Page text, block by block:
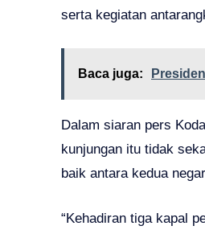
serta kegiatan
Baca juga:
Dalam siaran pers
kunjungan itu tidak
baik antara kedua
“Kehadiran tiga kapal